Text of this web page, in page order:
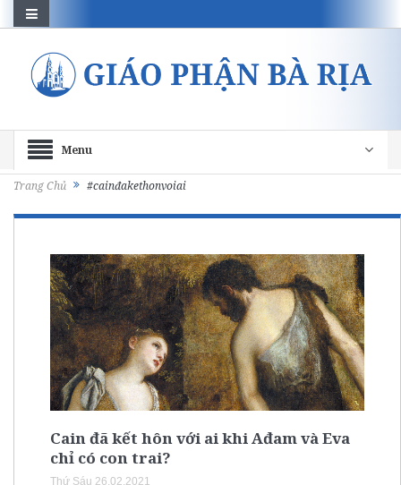
Menu
Trang Chủ #cainđakethonvoiai
Cain đã kết hôn với ai khi Ađam và Eva
chỉ có con trai?
Thứ Sáu 26.02.2021